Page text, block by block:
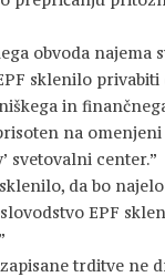
obvoda
sklenilo
in
na
svetovalni center.”
da bo
EPF
trditve ne